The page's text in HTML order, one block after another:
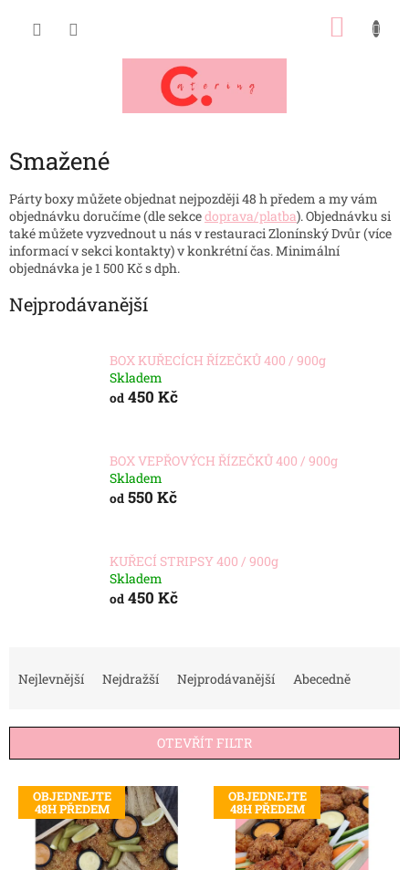
Smažené
Párty boxy můžete objednat nejpozději 48 h předem a my vám
objednávku doručíme (dle sekcedoprava/platba). Objednávku si
také můžete vyzvednout u nás v restauraci Zlonínský Dvůr (více
informací v sekci kontakty) v konkrétní čas. Minimální
objednávka je 1 500 Kč s dph.
Nejprodávanější
BOX KUŘECÍCH ŘÍZEČKŮ 400 / 900g
Skladem
od 450 Kč
BOX VEPŘOVÝCH ŘÍZEČKŮ 400 / 900g
Skladem
od 550 Kč
KUŘECÍ STRIPSY 400 / 900g
Skladem
od 450 Kč
í
Nejlevnější Nejdražší Nejprodávanější Abecedně
OTEVŘÍT FILTR
V
p
OBJEDNEJTE
48H PŘEDEM
OBJEDNEJTE
48H PŘEDEM